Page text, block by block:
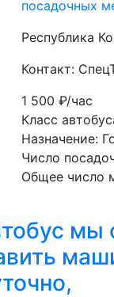
посадочных
Республика
Контакт:
1 500₽/час
Класс
Назначение:
Число
Общее число